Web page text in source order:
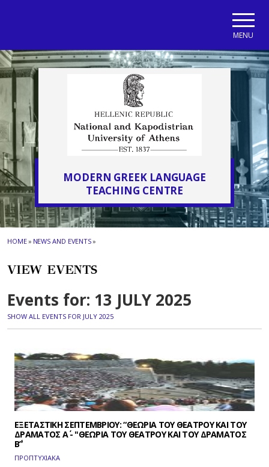
MENU
MODERN GREEK LANGUAGE
TEACHING CENTRE
HOME» NEWS AND EVENTS»
VIEW EVENTS
Events for: 13 JULY 2025
SHOW ALL EVENTS FOR JULY 2025
ΕΞΕΤΑΣΤΙΚΗ ΣΕΠΤΕΜΒΡΙΟΥ: “ΘΕΩΡΙΑ ΤΟΥ ΘΕΑΤΡΟΥ ΚΑΙ ΤΟΥ
ΔΡΑΜΑΤΟΣ Α΄ - "ΘΕΩΡΙΑ ΤΟΥ ΘΕΑΤΡΟΥ ΚΑΙ ΤΟΥ ΔΡΑΜΑΤΟΣ
Β΄”
ΠΡΟΠΤΥΧΙΑΚΑ